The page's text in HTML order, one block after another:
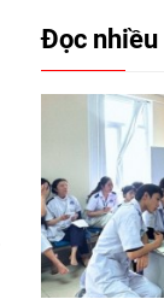
Đọc nhiều